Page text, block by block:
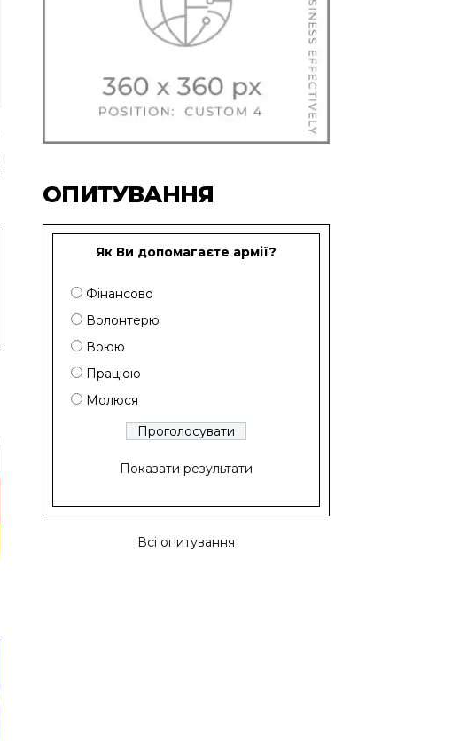
ОПИТУВАННЯ
Як Ви допомагаєте армії?
Фінансово
Волонтерю
Воюю
Працюю
Молюся
Показати результати
Всі опитування